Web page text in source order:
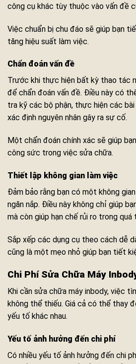
công cụ khác tùy thuộc vào vấn đề
Việc chuẩn bị chu đáo sẽ giúp bạn
tăng hiệu suất làm việc.
Chẩn đoán vấn đề
Trước khi thực hiện bất kỳ thao tác
để chẩn đoán vấn đề. Điều này có
tra kỹ các bộ phận, thực hiện các
xác định nguyên nhân gây ra sự cố.
Một chẩn đoán chính xác sẽ giúp
công sức trong việc sửa chữa.
Thiết lập không gian làm việc
Đảm bảo rằng bạn có một không
ngăn nắp. Điều này không chỉ giúp
mà còn giúp hạn chế rủi ro trong quá
Sắp xếp các dụng cụ theo cách dễ
cũng là một mẹo nhỏ giúp bạn tiết
Chi Phí Sửa Chữa Máy
Khi cần sửa chữa máy inbody, việc
không thể thiếu. Giá cả có thể thay
yếu tố khác nhau.
Yếu tố ảnh hưởng đến chi phí
Có nhiều yếu tố ảnh hưởng đến chi